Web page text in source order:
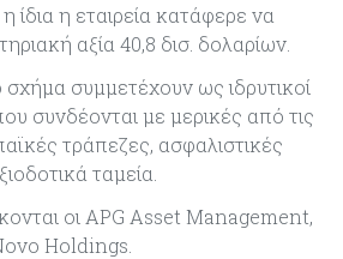
ίδια η εταιρεία κατάφερε να
αξία 40,8 δισ. δολαρίων.
συμμετέχουν ως ιδρυτικοί
συνδέονται με μερικές από τις
τράπεζες, ασφαλιστικές
ταμεία.
οι APG Asset Management,
Holdings.